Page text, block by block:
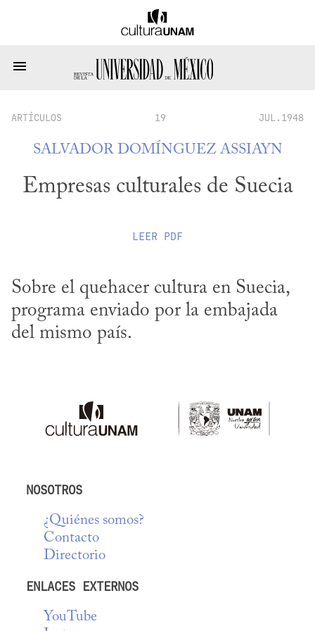
ARTÍCULOS 19 JUL.1948
SALVADOR DOMÍNGUEZ ASSIAYN
Empresas culturales de Suecia
LEER PDF
Sobre el quehacer cultura en Suecia,
programa enviado por la embajada
del mismo país.
NOSOTROS
¿Quiénes somos?
Contacto
Directorio
ENLACES EXTERNOS
YouTube